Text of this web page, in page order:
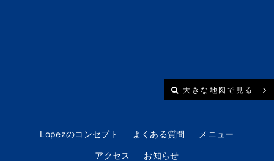
大きな地図で見る
Lopezのコンセプト よくある質問 メニュー
アクセス お知らせ